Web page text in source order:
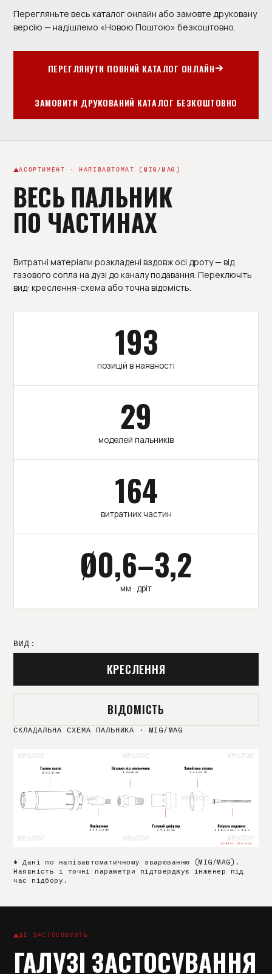
Перегляньте весь каталог онлайн або замовте друковану
версію — надішлемо «Новою Поштою» безкоштовно.
ПЕРЕГЛЯНУТИ ПОВНИЙ КАТАЛОГ ОНЛАЙН
ЗАМОВИТИ ДРУКОВАНИЙ КАТАЛОГ БЕЗКОШТОВНО
АСОРТИМЕНТ · НАПІВАВТОМАТ (MIG/MAG)
ВЕСЬ ПАЛЬНИК
ПО ЧАСТИНАХ
Витратні матеріали розкладені вздовж осі дроту — від
газового сопла на дузі до каналу подавання. Переключіть
вид: креслення-схема або точна відомість.
193
позицій в наявності
29
моделей пальників
164
витратних частин
Ø0,6–3,2
мм · дріт
ВИД:
КРЕСЛЕННЯ
ВІДОМІСТЬ
СКЛАДАЛЬНА СХЕМА ПАЛЬНИКА · MIG/MAG
* Дані по напівавтоматичному зварюванню (MIG/MAG).
Наявність і точні параметри підтверджує інженер під
час підбору.
ДЕ ЗАСТОСОВУЮТЬ
ГАЛУЗІ ЗАСТОСУВАННЯ